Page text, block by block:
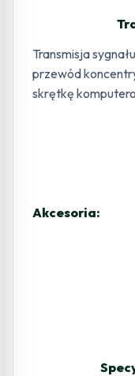
Transmisja
przewód
skrętkę
Akcesoria: